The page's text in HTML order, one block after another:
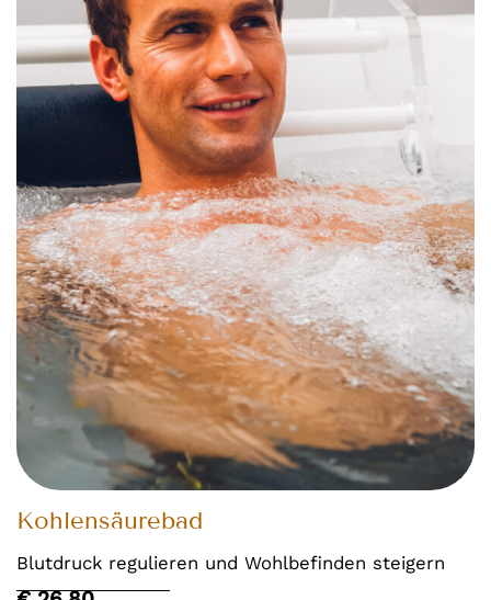
Kohlensäurebad
Blutdruck regulieren und Wohlbefinden steigern